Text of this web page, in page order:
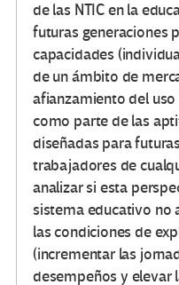
de las NTIC en la
futuras generaciones
capacidades
de un ámbito de
afianzamiento del
como parte de las
diseñadas para
trabajadores de
analizar si esta
sistema educativo no
las condiciones de
(incrementar las
desempeños y elevar